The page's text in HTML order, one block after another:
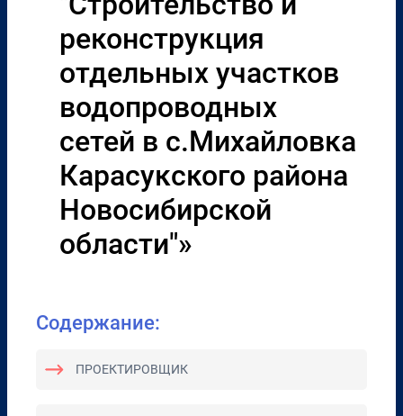
реконструкция
отдельных участков
водопроводных
сетей в с.Михайловка
Карасукского района
Новосибирской
области"»
Содержание:
ПРОЕКТИРОВЩИК